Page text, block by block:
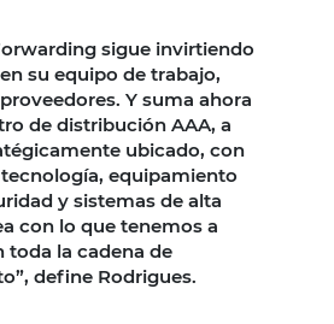
sigue invirtiendo
su equipo de trabajo,
Y suma ahora
de distribución AAA, a
ubicado, con
equipamiento
y sistemas de alta
con lo que tenemos a
toda la cadena de
define Rodrigues.